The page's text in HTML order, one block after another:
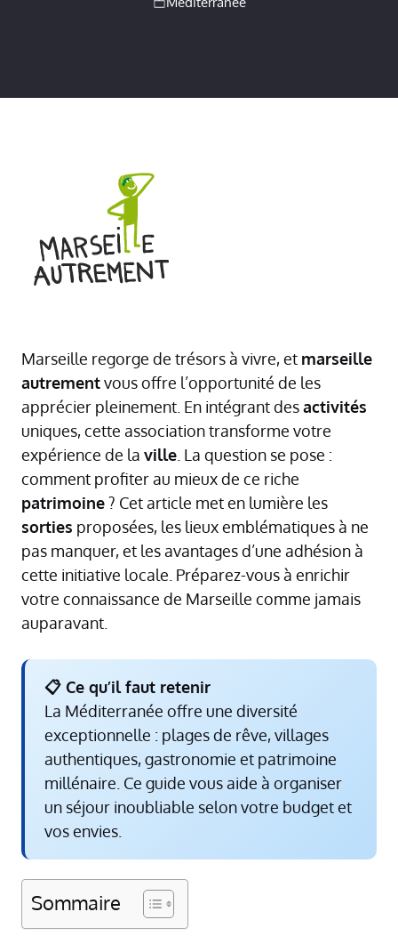
Marseille regorge de trésors à vivre, et marseille
autrementvous offre l’opportunité de les
apprécier pleinement. En intégrant desactivités
uniques, cette association transforme votre
expérience de la ville . La question se pose :
comment profiter au mieux de ce riche
patrimoine? Cet article met en lumière les
sorties proposées, les lieux emblématiques à ne
pas manquer, et les avantages d’une adhésion à
cette initiative locale. Préparez-vous à enrichir
votre connaissance de Marseille comme jamais
auparavant.
📋 Ce qu’il faut retenir
La Méditerranée offre une diversité
exceptionnelle : plages de rêve, villages
authentiques, gastronomie et patrimoine
millénaire. Ce guide vous aide à organiser
un séjour inoubliable selon votre budget et
vos envies.
Sommaire